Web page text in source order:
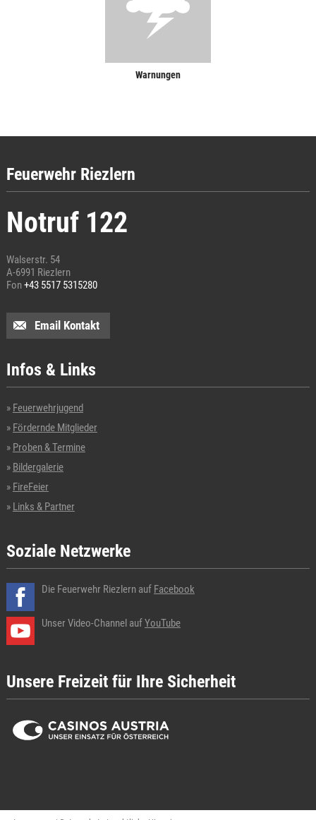
Warnungen
Feuerwehr Riezlern
Notruf 122
Walserstr. 54
A-6991 Riezlern
Fon+43 5517 5315280
Email Kontakt
Infos & Links
Feuerwehrjugend
Fördernde Mitglieder
Proben & Termine
Bildergalerie
FireFeier
Links & Partner
Soziale Netzwerke
Die Feuerwehr Riezlern auf Facebook
Unser Video-Channel aufYouTube
Unsere Freizeit für Ihre Sicherheit